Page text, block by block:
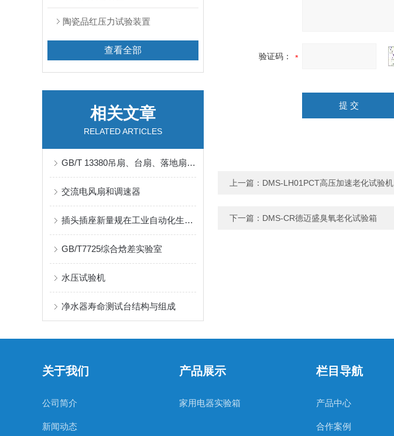
陶瓷品红压力试验装置
查看全部
相关文章
RELATED ARTICLES
GB/T 13380吊扇、台扇、落地扇风量试验室
交流电风扇和调速器
插头插座新量规在工业自动化生产线上的应用实践与优势介绍
GB/T7725综合焓差实验室
水压试验机
净水器寿命测试台结构与组成
验证码：
上一篇： DMS-LH01PCT高压加速老化试验机
下一篇： DMS-CR德迈盛臭氧老化试验箱
关于我们
公司简介
新闻动态
产品展示
家用电器实验箱
栏目导航
产品中心
合作案例